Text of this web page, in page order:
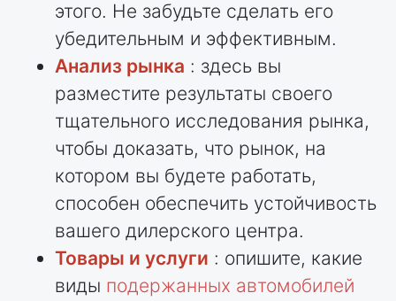
этого. Не забудьте сделать его
убедительным и эффективным.
Анализ рынка : здесь вы
разместите результаты своего
тщательного исследования рынка,
чтобы доказать, что рынок, на
котором вы будете работать,
способен обеспечить устойчивость
вашего дилерского центра.
Товары и услуги : опишите, какие
виды подержанных автомобилей